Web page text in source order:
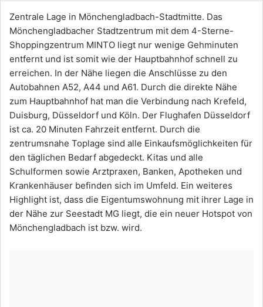
Zentrale Lage in Mönchengladbach-Stadtmitte. Das
Mönchengladbacher Stadtzentrum mit dem 4-Sterne-
Shoppingzentrum MINTO liegt nur wenige Gehminuten
entfernt und ist somit wie der Hauptbahnhof schnell zu
erreichen. In der Nähe liegen die Anschlüsse zu den
Autobahnen A52, A44 und A61. Durch die direkte Nähe
zum Hauptbahnhof hat man die Verbindung nach Krefeld,
Duisburg, Düsseldorf und Köln. Der Flughafen Düsseldorf
ist ca. 20 Minuten Fahrzeit entfernt. Durch die
zentrumsnahe Toplage sind alle Einkaufsmöglichkeiten für
den täglichen Bedarf abgedeckt. Kitas und alle
Schulformen sowie Arztpraxen, Banken, Apotheken und
Krankenhäuser befinden sich im Umfeld. Ein weiteres
Highlight ist, dass die Eigentumswohnung mit ihrer Lage in
der Nähe zur Seestadt MG liegt, die ein neuer Hotspot von
Mönchengladbach ist bzw. wird.